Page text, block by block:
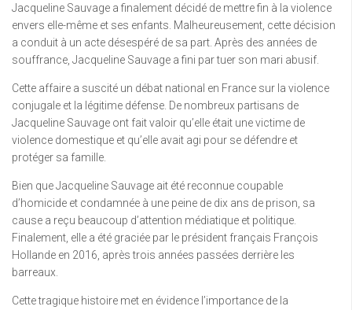
Jacqueline Sauvage a finalement décidé de mettre fin à la violence
envers elle-même et ses enfants. Malheureusement, cette décision
a conduit à un acte désespéré de sa part. Après des années de
souffrance, Jacqueline Sauvage a fini par tuer son mari abusif.
Cette affaire a suscité un débat national en France sur la violence
conjugale et la légitime défense. De nombreux partisans de
Jacqueline Sauvage ont fait valoir qu’elle était une victime de
violence domestique et qu’elle avait agi pour se défendre et
protéger sa famille.
Bien que Jacqueline Sauvage ait été reconnue coupable
d’homicide et condamnée à une peine de dix ans de prison, sa
cause a reçu beaucoup d’attention médiatique et politique.
Finalement, elle a été graciée par le président français François
Hollande en 2016, après trois années passées derrière les
barreaux.
Cette tragique histoire met en évidence l’importance de la